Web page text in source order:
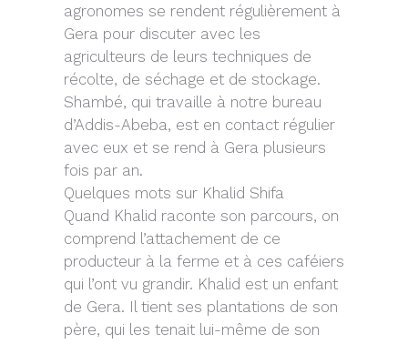
agronomes se rendent régulièrement à
Gera pour discuter avec les
agriculteurs de leurs techniques de
récolte, de séchage et de stockage.
Shambé, qui travaille à notre bureau
d’Addis-Abeba, est en contact régulier
avec eux et se rend à Gera plusieurs
fois par an.
Quelques mots sur Khalid Shifa
Quand Khalid raconte son parcours, on
comprend l’attachement de ce
producteur à la ferme et à ces caféiers
qui l’ont vu grandir. Khalid est un enfant
de Gera. Il tient ses plantations de son
père, qui les tenait lui-même de son